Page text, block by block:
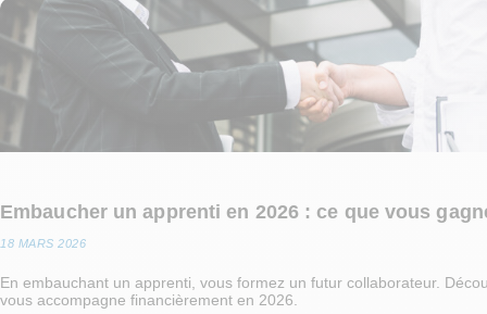
Embaucher un apprenti en 2026 : ce que vous
18 MARS 2026
En embauchant un apprenti, vous formez un futur collaborateur.
vous accompagne financièrement en 2026.